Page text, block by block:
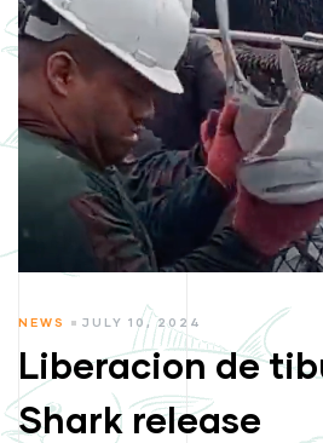
CATEGORIES
NEWS JULY 10, 2024
Liberacion de
Shark release